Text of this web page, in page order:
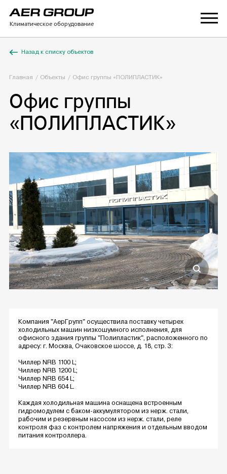
Климатическое оборудование
Назад к списку объектов
Главная Объекты Офис группы «ПОЛИПЛАСТИК»
Офис группы
«ПОЛИПЛАСТИК»
Компания "АерГрупп" осуществила поставку четырех
холодильных машин низкошумного исполнения, для
офисного здания группы "Полипластик", расположенного по
адресу: г. Москва, Очаковское шоссе, д. 18, стр. 3:
Чиллер NRB 1100 L;
Чиллер NRB 1200 L;
Чиллер NRB 654 L;
Чиллер NRB 604 L.
Каждая холодильная машина оснащена встроенным
гидромодулем с баком-аккумулятором из нерж. стали,
рабочим и резервным насосом из нерж. стали, реле
контроля фаз с контролем напряжения и отдельным вводом
питания контроллера.